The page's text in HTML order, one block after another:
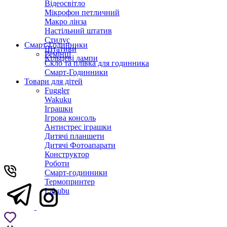
Відеосвітло
Мікрофон петличний
Макро лінза
Настільний штатив
Стилус
Штативи
Кільцеві лампи
Смарт-Годинники
Ремінці
Скло та плівка для годинника
Смарт-Годинники
Товари для дітей
Fuggler
Wakuku
Іграшки
Ігрова консоль
Антистрес іграшки
Дитячi планшети
Дитячі Фотоапарати
Конструктор
Роботи
Смарт-годинники
Термопринтер
Labubu